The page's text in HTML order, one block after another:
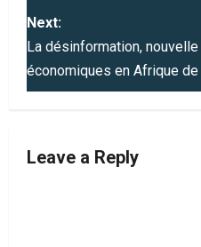
t
n
a
i
Next:
La désinformation,
économiques en Afrique de
Leave a Reply